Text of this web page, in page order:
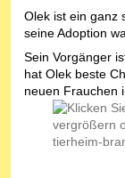
Olek ist ein ganz
seine Adoption
Sein Vorgänger
hat Olek beste
neuen Frauchen